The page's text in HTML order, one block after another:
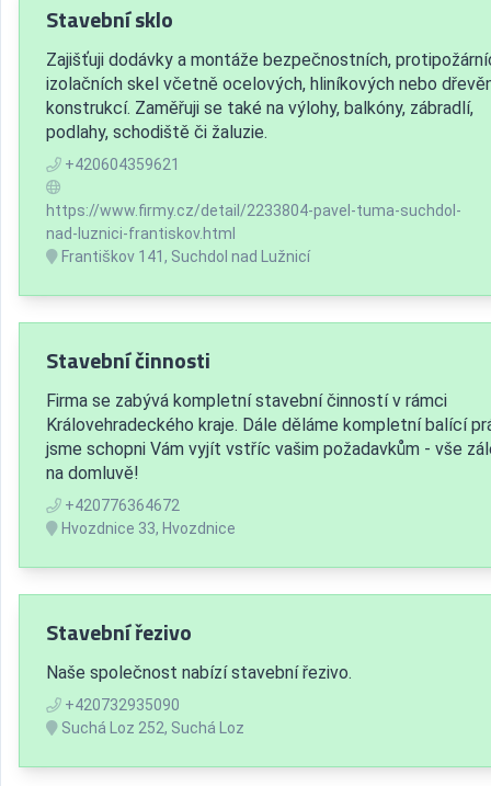
Stavební sklo
Zajišťuji dodávky a montáže bezpečnostních,
izolačních skel včetně ocelových, hliníkových nebo
konstrukcí. Zaměřuji se také na výlohy, balkóny, zábradlí,
podlahy, schodiště či žaluzie.
+420604359621
https://www.firmy.cz/detail/2233804-pavel-tuma-suchdol-
nad-luznici-frantiskov.html
Františkov 141, Suchdol nad Lužnicí
Stavební činnosti
Firma se zabývá kompletní stavební činností v rámci
Královehradeckého kraje. Dále děláme kompletní balící
jsme schopni Vám vyjít vstříc vašim požadavkům - vše
na domluvě!
+420776364672
Hvozdnice 33, Hvozdnice
Stavební řezivo
Naše společnost nabízí stavební řezivo.
+420732935090
Suchá Loz 252, Suchá Loz